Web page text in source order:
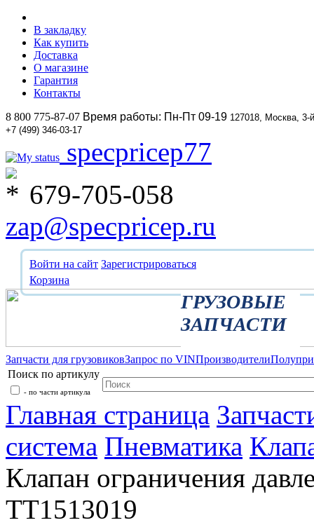
В закладку
Как купить
Доставка
О магазине
Гарантия
Контакты
8 800 775-87-07 Время работы: Пн-Пт 09-19 127018, Москва,
+7 (499) 346-03-17
specpricep77
679-705-058
zap@specpricep.ru
Войти на сайт Зарегистрироваться
Корзина
ГРУЗОВЫЕ
ЗАПЧАСТИ
Запчасти для грузовиковЗапрос по VINПроизводители
Поиск по артикулу
- по части артикула
Главная страница
система Пневматика
Клапан ограничения
TT1513019